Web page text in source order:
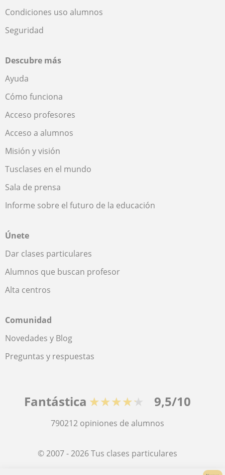
Condiciones uso alumnos
Seguridad
Descubre más
Ayuda
Cómo funciona
Acceso profesores
Acceso a alumnos
Misión y visión
Tusclases en el mundo
Sala de prensa
Informe sobre el futuro de la educación
Únete
Dar clases particulares
Alumnos que buscan profesor
Alta centros
Comunidad
Novedades y Blog
Preguntas y respuestas
Fantástica ★★★★★ 9,5/10
790212 opiniones de alumnos
© 2007 - 2026 Tus clases particulares